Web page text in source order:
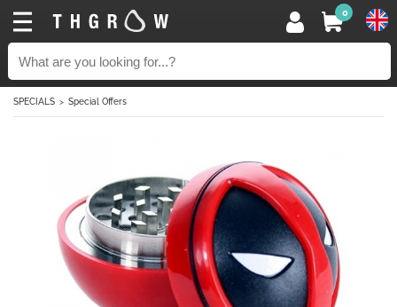
0
SPECIALS Special Offers